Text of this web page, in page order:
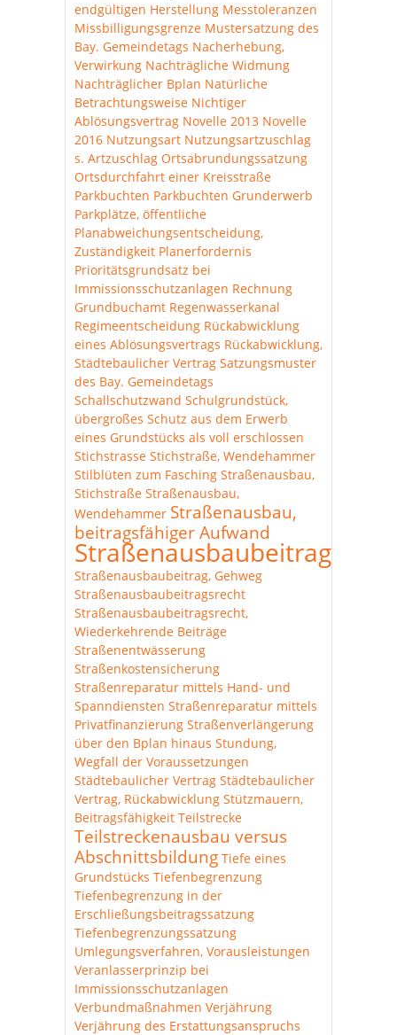
endgültigen Herstellung Messtoleranzen
Missbilligungsgrenze Mustersatzung des
Bay. Gemeindetags Nacherhebung,
Verwirkung Nachträgliche Widmung
Nachträglicher Bplan Natürliche
Betrachtungsweise Nichtiger
Ablösungsvertrag Novelle 2013 Novelle
2016 Nutzungsart Nutzungsartzuschlag
s. Artzuschlag Ortsabrundungssatzung
Ortsdurchfahrt einer Kreisstraße
Parkbuchten Parkbuchten Grunderwerb
Parkplätze, öffentliche
Planabweichungsentscheidung,
Zuständigkeit Planerfordernis
Prioritätsgrundsatz bei
Immissionsschutzanlagen Rechnung
Grundbuchamt Regenwasserkanal
Regimeentscheidung Rückabwicklung
eines Ablösungsvertrags Rückabwicklung,
Städtebaulicher Vertrag Satzungsmuster
des Bay. Gemeindetags
Schallschutzwand Schulgrundstück,
übergroßes Schutz aus dem Erwerb
eines Grundstücks als voll erschlossen
Stichstrasse Stichstraße, Wendehammer
Stilblüten zum Fasching Straßenausbau,
Stichstraße Straßenausbau,
Wendehammer Straßenausbau,
beitragsfähiger Aufwand
Straßenausbaubeitrag
Straßenausbaubeitrag, Gehweg
Straßenausbaubeitragsrecht
Straßenausbaubeitragsrecht,
Wiederkehrende Beiträge
Straßenentwässerung
Straßenkostensicherung
Straßenreparatur mittels Hand- und
Spanndiensten Straßenreparatur mittels
Privatfinanzierung Straßenverlängerung
über den Bplan hinaus Stundung,
Wegfall der Voraussetzungen
Städtebaulicher Vertrag Städtebaulicher
Vertrag, Rückabwicklung Stützmauern,
Beitragsfähigkeit Teilstrecke
Teilstreckenausbau versus
Abschnittsbildung Tiefe eines
Grundstücks Tiefenbegrenzung
Tiefenbegrenzung in der
Erschließungsbeitragssatzung
Tiefenbegrenzungssatzung
Umlegungsverfahren, Vorausleistungen
Veranlasserprinzip bei
Immissionsschutzanlagen
Verbundmaßnahmen Verjährung
Verjährung des Erstattungsanspruchs